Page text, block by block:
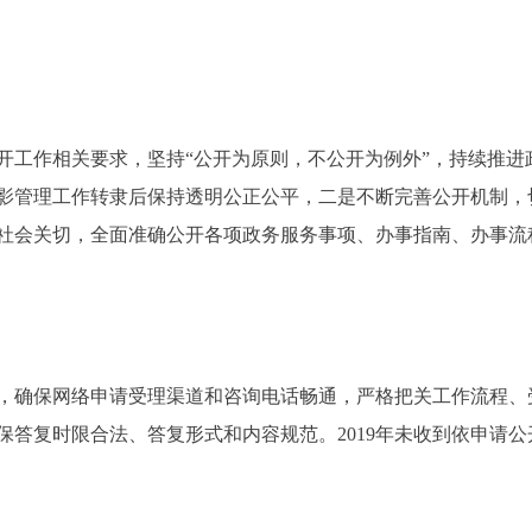
相关要求，坚持“公开为原则，不公开为例外”，持续推进
管理工作转隶后保持透明公正公平，二是不断完善公开机制
会关切，全面准确公开各项政务服务事项、办事指南、办事
网络申请受理渠道和咨询电话畅通，严格把关工作流程、
答复时限合法、答复形式和内容规范。2019年未收到依申请